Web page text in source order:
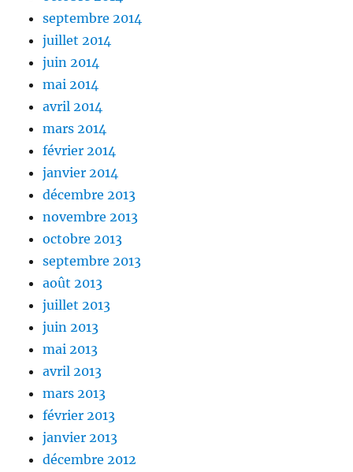
septembre 2014
juillet 2014
juin 2014
mai 2014
avril 2014
mars 2014
février 2014
janvier 2014
décembre 2013
novembre 2013
octobre 2013
septembre 2013
août 2013
juillet 2013
juin 2013
mai 2013
avril 2013
mars 2013
février 2013
janvier 2013
décembre 2012